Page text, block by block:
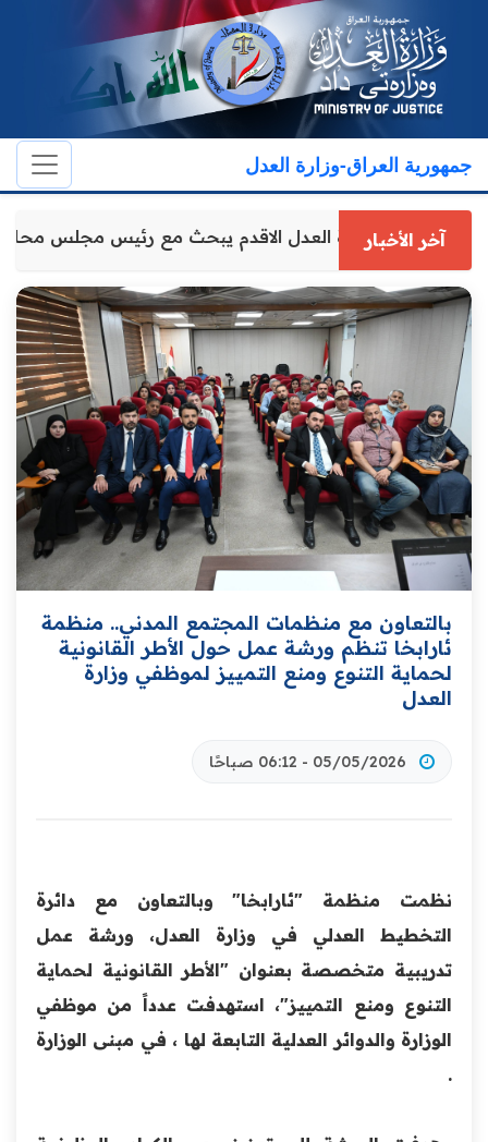
جمهورية العراق-وزارة العدل
آخر الأخباروكيل وزارة العدل الاقدم يبحث مع رئيس مجلس
بالتعاون مع منظمات المجتمع المدني.. منظمة
ئارابخا تنظم ورشة عمل حول الأطر القانونية
لحماية التنوع ومنع التمييز لموظفي وزارة
العدل
05/05/2026 - 06:12 صباحًا
‏نظمت منظمة "ئارابخا" وبالتعاون مع دائرة
التخطيط العدلي في وزارة العدل، ورشة عمل
تدريبية متخصصة بعنوان "الأطر القانونية لحماية
التنوع ومنع التمييز"، استهدفت عدداً من موظفي
الوزارة والدوائر العدلية التابعة لها ، في مبنى الوزارة
.